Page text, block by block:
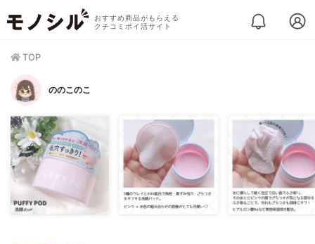
おすすめ商品がもらえる
クチコミポイ活サイト
TOP
ののこのこ